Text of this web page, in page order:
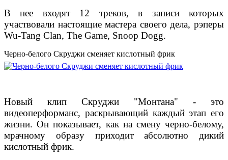
В нее входят 12 треков, в записи которых
участвовали настоящие мастера своего дела, рэперы
Wu-Tang Clan, The Game, Snoop Dogg.
Черно-белого Скруджи сменяет кислотный фрик
Новый клип Скруджи "Монтана" - это
видеоперформанс, раскрывающий каждый этап его
жизни. Он показывает, как на смену черно-белому,
мрачному образу приходит абсолютно дикий
кислотный фрик.